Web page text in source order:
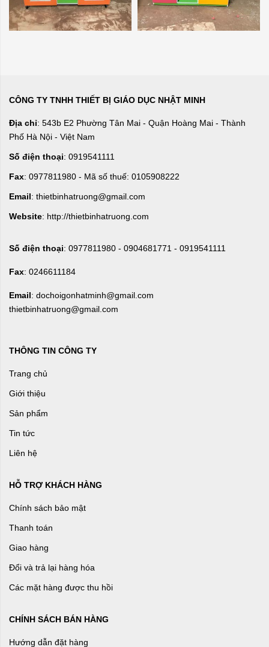
CÔNG TY TNHH THIẾT BỊ GIÁO DỤC NHẬT MINH
Địa chỉ: 543b E2 Phường Tân Mai - Quận Hoàng Mai - Thành
Phố Hà Nội - Việt Nam
Số điện thoại: 0919541111
Fax: 0977811980 - Mã số thuế: 0105908222
Email: thietbinhatruong@gmail.com
Website: http://thietbinhatruong.com
Số điện thoại: 0977811980 - 0904681771 - 0919541111
Fax: 0246611184
Email: dochoigonhatminh@gmail.com
thietbinhatruong@gmail.com
THÔNG TIN CÔNG TY
Trang chủ
Giới thiệu
Sản phẩm
Tin tức
Liên hệ
HỖ TRỢ KHÁCH HÀNG
Chính sách bảo mật
Thanh toán
Giao hàng
Đổi và trả lại hàng hóa
Các mặt hàng được thu hồi
CHÍNH SÁCH BÁN HÀNG
Hướng dẫn đặt hàng